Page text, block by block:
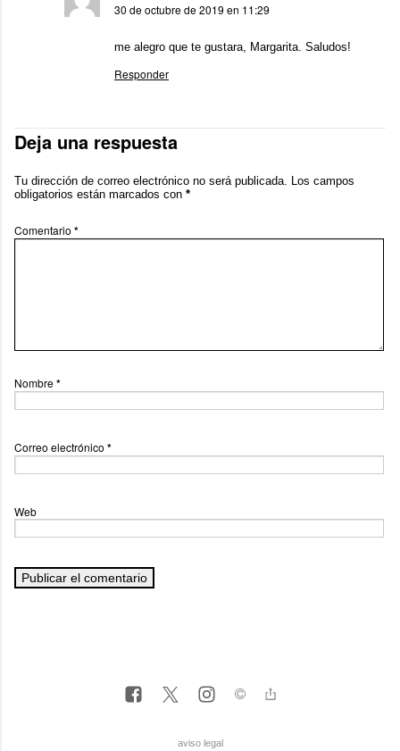
30 de octubre de 2019 en 11:29
me alegro que te gustara, Margarita. Saludos!
Responder
Deja una respuesta
Tu dirección de correo electrónico no será publicada. Los campos
obligatorios están marcados con *
Comentario *
Nombre*
Correo electrónico *
Web
aviso legal